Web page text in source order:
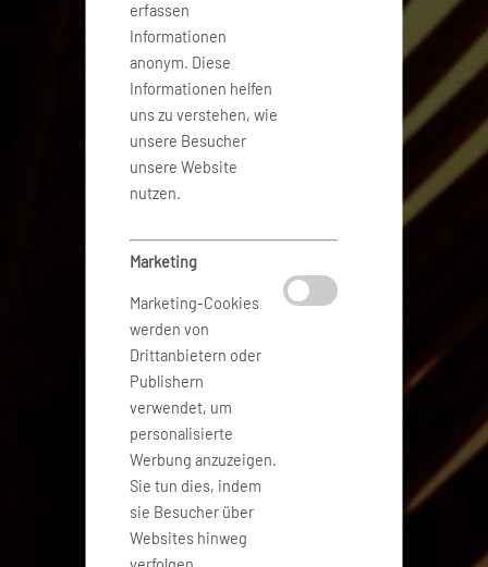
erfassen
Informationen
anonym. Diese
Informationen helfen
uns zu verstehen, wie
unsere Besucher
unsere Website
nutzen.
Marketing
Marketing-Cookies
werden von
Drittanbietern oder
Publishern
verwendet, um
personalisierte
Werbung anzuzeigen.
Sie tun dies, indem
sie Besucher über
Websites hinweg